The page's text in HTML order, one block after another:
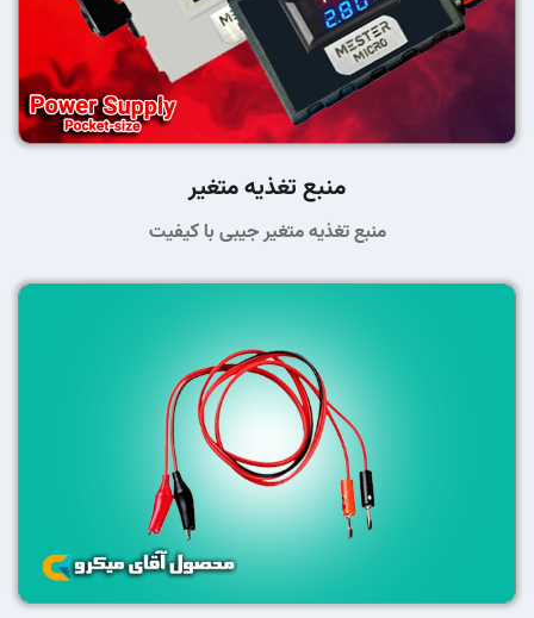
منبع تغذیه متغیر
منبع تغذیه متغیر جیبی با کیفیت